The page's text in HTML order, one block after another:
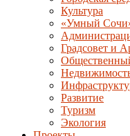
Культура
«Умный
Градсовет и
Развитие
Туризм
Экология